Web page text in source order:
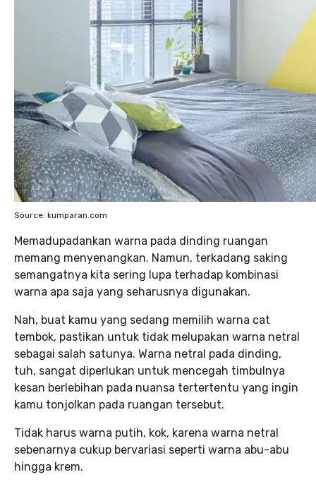
Source: kumparan.com
Memadupadankan warna pada dinding ruangan
memang menyenangkan. Namun, terkadang saking
semangatnya kita sering lupa terhadap kombinasi
warna apa saja yang seharusnya digunakan.
Nah, buat kamu yang sedang memilih warna cat
tembok, pastikan untuk tidak melupakan warna netral
sebagai salah satunya. Warna netral pada dinding,
tuh, sangat diperlukan untuk mencegah timbulnya
kesan berlebihan pada nuansa tertertentu yang ingin
kamu tonjolkan pada ruangan tersebut.
Tidak harus warna putih, kok, karena warna netral
sebenarnya cukup bervariasi seperti warna abu-abu
hingga krem.